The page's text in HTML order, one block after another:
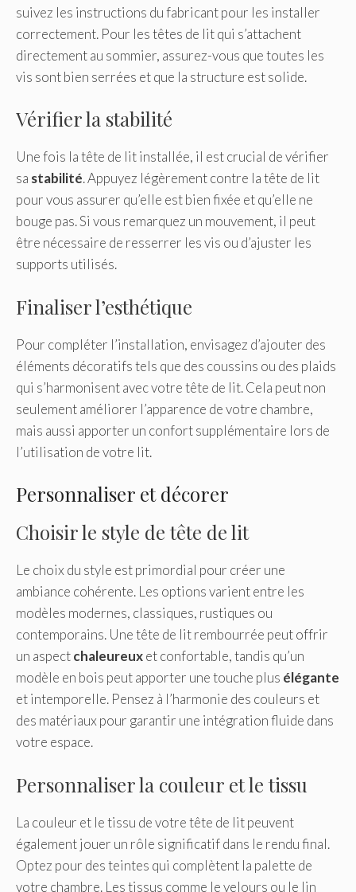
suivez les instructions du fabricant pour les installer
correctement. Pour les têtes de lit qui s’attachent
directement au sommier, assurez-vous que toutes les
vis sont bien serrées et que la structure est solide.
Vérifier la stabilité
Une fois la tête de lit installée, il est crucial de vérifier
sa stabilité. Appuyez légèrement contre la tête de lit
pour vous assurer qu’elle est bien fixée et qu’elle ne
bouge pas. Si vous remarquez un mouvement, il peut
être nécessaire de resserrer les vis ou d’ajuster les
supports utilisés.
Finaliser l’esthétique
Pour compléter l’installation, envisagez d’ajouter des
éléments décoratifs tels que des coussins ou des plaids
qui s’harmonisent avec votre tête de lit. Cela peut non
seulement améliorer l’apparence de votre chambre,
mais aussi apporter un confort supplémentaire lors de
l’utilisation de votre lit.
Personnaliser et décorer
Choisir le style de tête de lit
Le choix du style est primordial pour créer une
ambiance cohérente. Les options varient entre les
modèles modernes, classiques, rustiques ou
contemporains. Une tête de lit rembourrée peut offrir
un aspectchaleureuxet confortable, tandis qu’un
modèle en bois peut apporter une touche plus élégante
et intemporelle. Pensez à l’harmonie des couleurs et
des matériaux pour garantir une intégration fluide dans
votre espace.
Personnaliser la couleur et le tissu
La couleur et le tissu de votre tête de lit peuvent
également jouer un rôle significatif dans le rendu final.
Optez pour des teintes qui complètent la palette de
votre chambre. Les tissus comme le velours ou le lin